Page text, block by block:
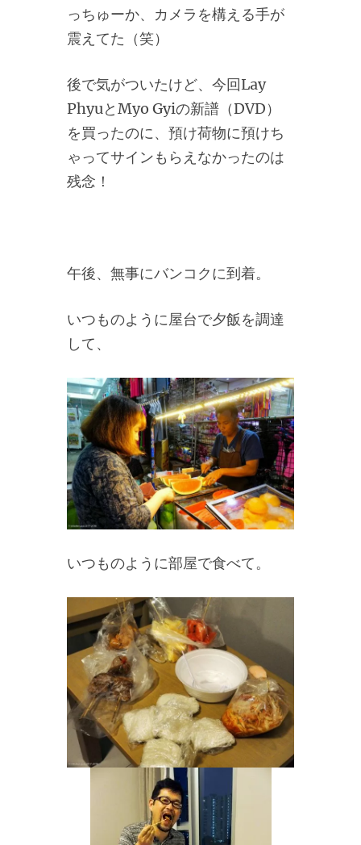
っちゅーか、カメラを構える手が
震えてた（笑）
後で気がついたけど、今回Lay
PhyuとMyo Gyiの新譜（DVD）
を買ったのに、預け荷物に預けち
ゃってサインもらえなかったのは
残念！
午後、無事にバンコクに到着。
いつものように屋台で夕飯を調達
して、
いつものように部屋で食べて。